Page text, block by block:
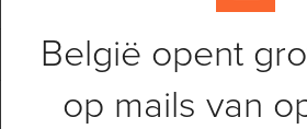
België opent
op mails van